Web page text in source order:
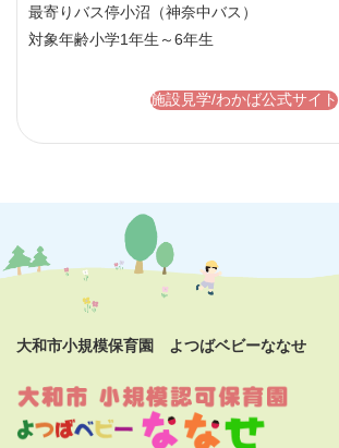
最寄りバス停小沼（神奈中バス）
対象年齢小学1年生～6年生
施設見学/わかば公式サイト
大和市小規模保育園 よつばベビーななせ